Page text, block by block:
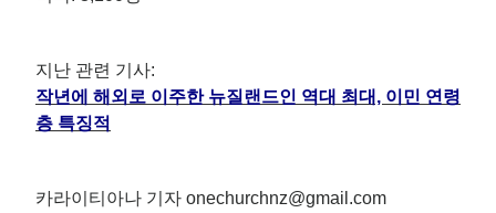
지난 관련 기사:
작년에 해외로 이주한 뉴질랜드인 역대 최대, 이민 연령
층 특징적
카라이티아나 기자 onechurchnz@gmail.com